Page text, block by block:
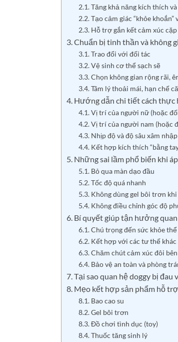
2.1. Tăng khả năng kích thích
2.2. Tạo cảm giác “khỏe
2.3. Hỗ trợ gắn kết cảm xúc
3. Chuẩn bị tinh thần và không
3.1. Trao đổi với đối tác
3.2. Vệ sinh cơ thể sạch sẽ
3.3. Chọn không gian rộng rãi,
3.4. Tâm lý thoải mái, hạn chế
4. Hướng dẫn chi tiết cách
4.1. Vị trí của người nữ (hoặc
4.2. Vị trí của người nam (hoặc
4.3. Nhịp độ và độ sâu xâm nhập
4.4. Kết hợp kích thích “bằng
5. Những sai lầm phổ biến khi
5.1. Bỏ qua màn dạo đầu
5.2. Tốc độ quá nhanh
5.3. Không dùng gel bôi trơn
5.4. Không điều chỉnh góc độ
6. Bí quyết giúp tận hưởng
6.1. Chú trọng đến sức khỏe
6.2. Kết hợp với các tư thế khác
6.3. Chăm chút cảm xúc đôi bên
6.4. Bảo vệ an toàn và phòng
7. Tại sao quan hệ doggy bị đau
8. Mẹo kết hợp sản phẩm hỗ
8.1. Bao cao su
8.2. Gel bôi trơn
8.3. Đồ chơi tình dục (toy)
8.4. Thuốc tăng sinh lý